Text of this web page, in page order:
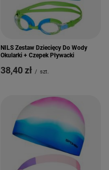
NILS Zestaw Dziecięcy Do Wody
Okularki + Czepek Pływacki
38,40 zł / szt.